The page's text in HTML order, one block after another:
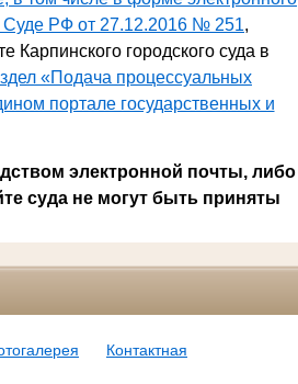
Суде РФ от 27.12.2016 № 251,
городского суда в
«Подача процессуальных
портале государственных и
электронной почты, либо
суда не могут быть приняты
Контактная